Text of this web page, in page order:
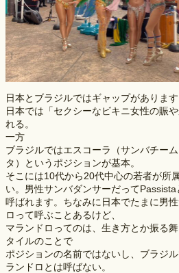
日本とブラジルではギャップがあります
日本では「セクシーなビキニ女性の賑
れる。
一方
ブラジルではエスコーラ（サンバチー
タ）というポジションが基本。
そこには10代から20代中心の若者が所
い。男性サンバダンサーだってPassista
呼ばれます。ちなみに日本でたまに男
ロって呼ぶことあるけど、
マランドロってのは、生き方とか振る
タイルのことで
ポジションの名前ではないし、ブラジ
ランドロとは呼ばない。